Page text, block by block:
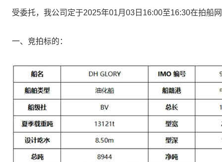
受委托，我公司定于2025年01月03日16:00至16:30在拍船
一、竞拍标的：